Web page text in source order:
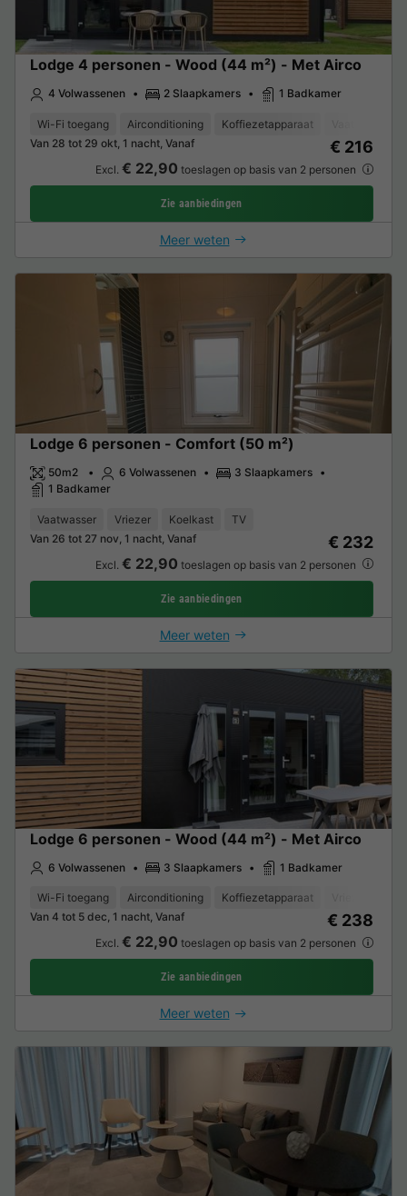
Lodge 4 personen - Wood (44 m²) - Met Airco
4 Volwassenen 2 Slaapkamers 1 Badkamer
Wi-Fi toegang Airconditioning Koffiezetapparaat
Van 28 tot 29 okt, 1 nacht, Vanaf
€ 216
Excl. € 22,90 toeslagen op basis van 2 personen
Zie aanbiedingen
Meer weten
Lodge 6 personen - Comfort (50 m²)
50m2 6 Volwassenen
3 Slaapkamers
1 Badkamer
Vaatwasser Vriezer Koelkast
TV
Van 26 tot 27 nov, 1 nacht, Vanaf
€ 232
Excl. € 22,90 toeslagen op basis van 2 personen
Zie aanbiedingen
Meer weten
Lodge 6 personen - Wood (44 m²) - Met Airco
6 Volwassenen 3 Slaapkamers 1 Badkamer
Wi-Fi toegang Airconditioning Koffiezetapparaat
Van 4 tot 5 dec, 1 nacht, Vanaf
€ 238
Excl. € 22,90 toeslagen op basis van 2 personen
Zie aanbiedingen
Meer weten